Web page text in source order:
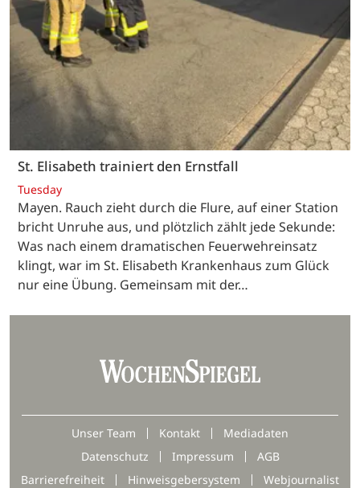
St. Elisabeth trainiert den Ernstfall
Tuesday
Mayen. Rauch zieht durch die Flure, auf einer Station
bricht Unruhe aus, und plötzlich zählt jede Sekunde:
Was nach einem dramatischen Feuerwehreinsatz
klingt, war im St. Elisabeth Krankenhaus zum Glück
nur eine Übung. Gemeinsam mit der…
Unser Team Kontakt
Mediadaten
Datenschutz
Impressum
AGB
Barrierefreiheit
Hinweisgebersystem Webjournalist